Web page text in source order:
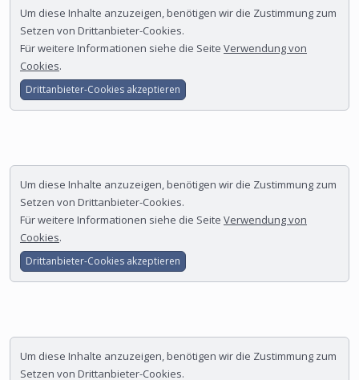
Um diese Inhalte anzuzeigen, benötigen wir die Zustimmung zum
Setzen von Drittanbieter-Cookies.
Für weitere Informationen siehe die Seite Verwendung von
Cookies.
Drittanbieter-Cookies akzeptieren
Um diese Inhalte anzuzeigen, benötigen wir die Zustimmung zum
Setzen von Drittanbieter-Cookies.
Für weitere Informationen siehe die Seite Verwendung von
Cookies.
Drittanbieter-Cookies akzeptieren
Um diese Inhalte anzuzeigen, benötigen wir die Zustimmung zum
Setzen von Drittanbieter-Cookies.